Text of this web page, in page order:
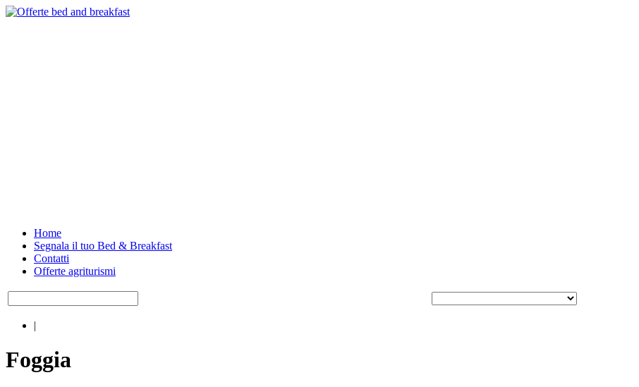
Home
Segnala il tuo Bed & Breakfast
Contatti
Offerte agriturismi
|
Foggia